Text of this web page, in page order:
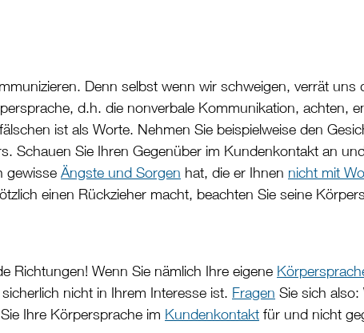
Denn selbst wenn wir schweigen, verrät uns
d.h. die nonverbale Kommunikation, achten,
ist als Worte. Nehmen Sie beispielweise den
Schauen Sie Ihren Gegenüber im Kundenkontakt an
gewisse Ängste und Sorgen hat, die er Ihnen nicht mit
einen Rückzieher macht, beachten Sie seine
Richtungen! Wenn Sie nämlich Ihre eigene
nicht in Ihrem Interesse ist. Fragen Sie sich
Ihre Körpersprache im Kundenkontakt für und nicht